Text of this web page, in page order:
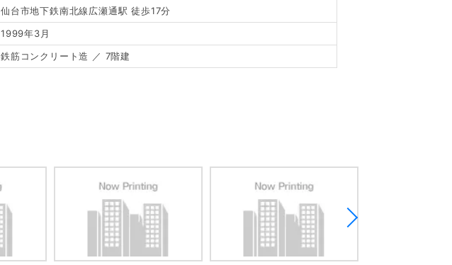
仙台市地下鉄南北線広瀬通駅 徒歩17分
1999年3月
鉄筋コンクリート造 ／ 7階建